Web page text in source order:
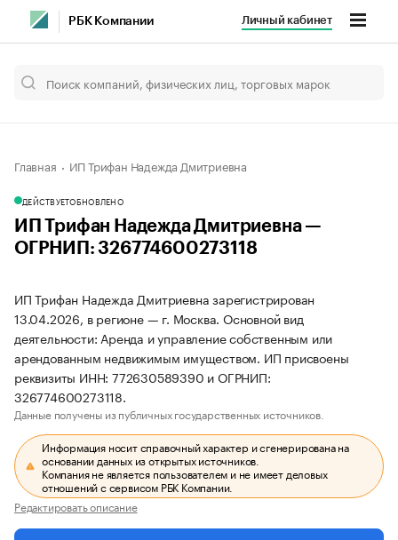
РБК Компании Личный кабинет
Главная ИП Трифан Надежда Дмитриевна
ДЕЙСТВУЕТОБНОВЛЕНО
ИП Трифан Надежда Дмитриевна —
ОГРНИП: 326774600273118
ИП Трифан Надежда Дмитриевна зарегистрирован
13.04.2026, в регионе — г. Москва. Основной вид
деятельности: Аренда и управление собственным или
арендованным недвижимым имуществом. ИП присвоены
реквизиты ИНН: 772630589390 и ОГРНИП:
326774600273118.
Данные получены из публичных государственных источников.
Информация носит справочный характер и сгенерирована на
основании данных из открытых источников.
Компания не является пользователем и не имеет деловых
отношений с сервисом РБК Компании.
Редактировать описание